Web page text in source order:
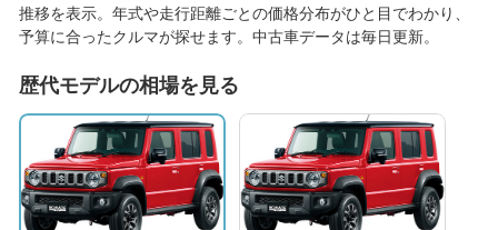
推移を表示。年式や走行距離ごとの価格分布がひと目でわかり、
予算に合ったクルマが探せます。中古車データは毎日更新。
歴代モデルの相場を見る